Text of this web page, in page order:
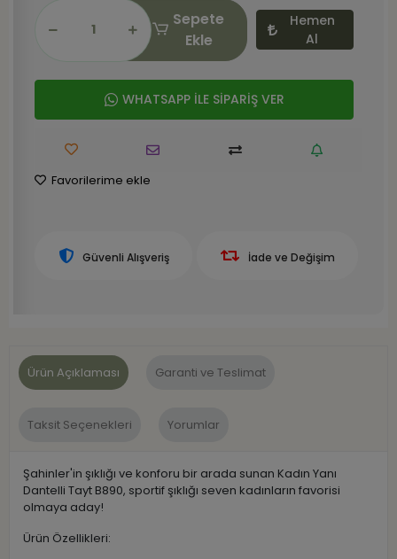
Sepete
Ekle
Hemen
Al
WHATSAPP İLE SİPARİŞ VER
Favorilerime ekle
Güvenli Alışveriş İade ve Değişim
Ürün Açıklaması Garanti ve Teslimat
Taksit Seçenekleri Yorumlar
Şahinler'in şıklığı ve konforu bir arada sunan Kadın Yanı
Dantelli Tayt B890, sportif şıklığı seven kadınların favorisi
olmaya aday!
Ürün Özellikleri: